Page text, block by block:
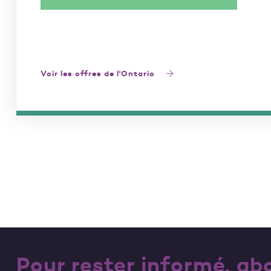
Voir les offres de l'Ontario
Pour rester informé,